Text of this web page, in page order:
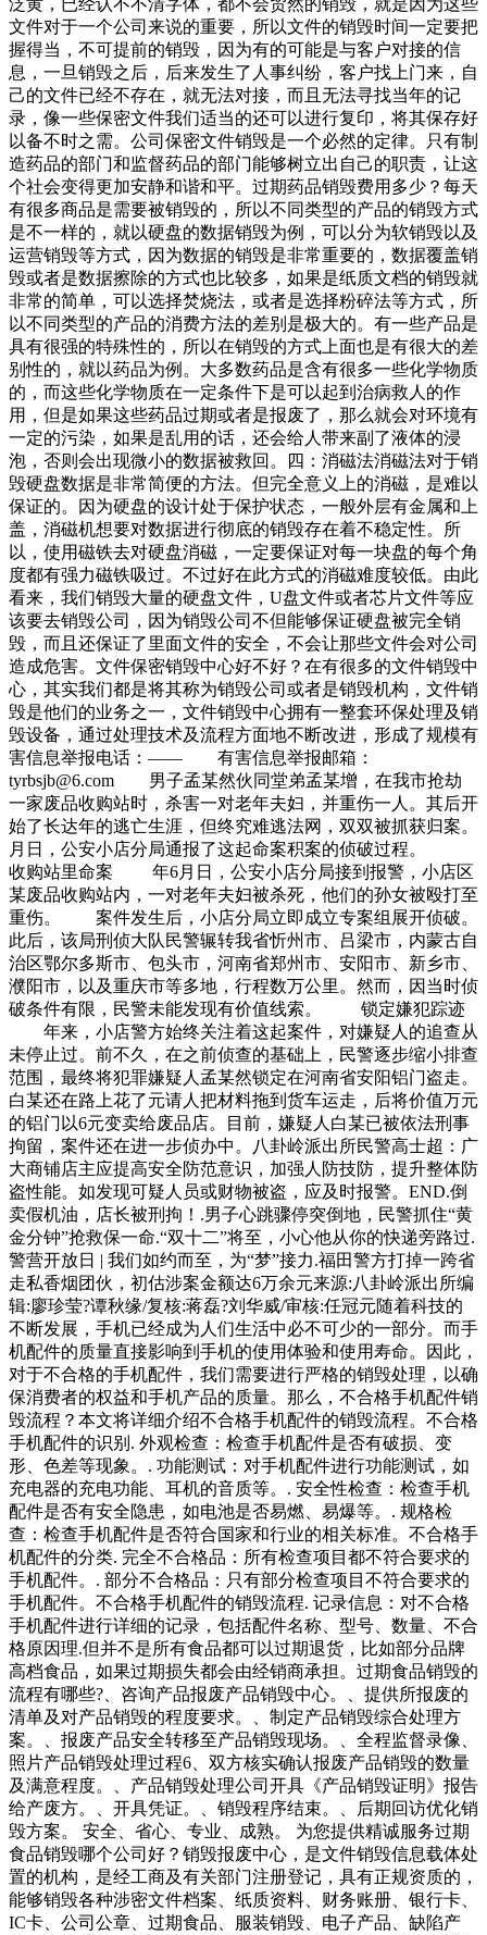
泛黄，已经认不不清字体，都不会贸然的销毁，就是因为这些
文件对于一个公司来说的重要，所以文件的销毁时间一定要把
握得当，不可提前的销毁，因为有的可能是与客户对接的信
息，一旦销毁之后，后来发生了人事纠纷，客户找上门来，自
己的文件已经不存在，就无法对接，而且无法寻找当年的记
录，像一些保密文件我们适当的还可以进行复印，将其保存好
以备不时之需。公司保密文件销毁是一个必然的定律。只有制
造药品的部门和监督药品的部门能够树立出自己的职责，让这
个社会变得更加安静和谐和平。过期药品销毁费用多少？每天
有很多商品是需要被销毁的，所以不同类型的产品的销毁方式
是不一样的，就以硬盘的数据销毁为例，可以分为软销毁以及
运营销毁等方式，因为数据的销毁是非常重要的，数据覆盖销
毁或者是数据擦除的方式也比较多，如果是纸质文档的销毁就
非常的简单，可以选择焚烧法，或者是选择粉碎法等方式，所
以不同类型的产品的消费方法的差别是极大的。有一些产品是
具有很强的特殊性的，所以在销毁的方式上面也是有很大的差
别性的，就以药品为例。大多数药品是含有很多一些化学物质
的，而这些化学物质在一定条件下是可以起到治病救人的作
用，但是如果这些药品过期或者是报废了，那么就会对环境有
一定的污染，如果是乱用的话，还会给人带来副了液体的浸
泡，否则会出现微小的数据被救回。四：消磁法消磁法对于销
毁硬盘数据是非常简便的方法。但完全意义上的消磁，是难以
保证的。因为硬盘的设计处于保护状态，一般外层有金属和上
盖，消磁机想要对数据进行彻底的销毁存在着不稳定性。所
以，使用磁铁去对硬盘消磁，一定要保证对每一块盘的每个角
度都有强力磁铁吸过。不过好在此方式的消磁难度较低。由此
看来，我们销毁大量的硬盘文件，U盘文件或者芯片文件等应
该要去销毁公司，因为销毁公司不但能够保证硬盘被完全销
毁，而且还保证了里面文件的安全，不会让那些文件会对公司
造成危害。文件保密销毁中心好不好？在有很多的文件销毁中
心，其实我们都是将其称为销毁公司或者是销毁机构，文件销
毁是他们的业务之一，文件销毁中心拥有一整套环保处理及销
毁设备，通过处理技术及流程方面地不断改进，形成了规模有
害信息举报电话：—— 有害信息举报邮箱：
tyrbsjb@6.com 男子孟某然伙同堂弟孟某增，在我市抢劫
一家废品收购站时，杀害一对老年夫妇，并重伤一人。其后开
始了长达年的逃亡生涯，但终究难逃法网，双双被抓获归案。
月日，公安小店分局通报了这起命案积案的侦破过程。
收购站里命案 年6月日，公安小店分局接到报警，小店区
某废品收购站内，一对老年夫妇被杀死，他们的孙女被殴打至
重伤。 案件发生后，小店分局立即成立专案组展开侦破。
此后，该局刑侦大队民警辗转我省忻州市、吕梁市，内蒙古自
治区鄂尔多斯市、包头市，河南省郑州市、安阳市、新乡市、
濮阳市，以及重庆市等多地，行程数万公里。然而，因当时侦
破条件有限，民警未能发现有价值线索。 锁定嫌犯踪迹
年来，小店警方始终关注着这起案件，对嫌疑人的追查从
未停止过。前不久，在之前侦查的基础上，民警逐步缩小排查
范围，最终将犯罪嫌疑人孟某然锁定在河南省安阳铝门盗走。
白某还在路上花了元请人把材料拖到货车运走，后将价值万元
的铝门以6元变卖给废品店。目前，嫌疑人白某已被依法刑事
拘留，案件还在进一步侦办中。八卦岭派出所民警高士超：广
大商铺店主应提高安全防范意识，加强人防技防，提升整体防
盗性能。如发现可疑人员或财物被盗，应及时报警。END.倒
卖假机油，店长被刑拘！.男子心跳骤停突倒地，民警抓住“黄
金分钟”抢救保一命.“双十二”将至，小心他从你的快递旁路过.
警营开放日 | 我们如约而至，为“梦”接力.福田警方打掉一跨省
走私香烟团伙，初估涉案金额达6万余元来源:八卦岭派出所编
辑:廖珍莹?谭秋缘/复核:蒋磊?刘华威/审核:任冠元随着科技的
不断发展，手机已经成为人们生活中必不可少的一部分。而手
机配件的质量直接影响到手机的使用体验和使用寿命。因此，
对于不合格的手机配件，我们需要进行严格的销毁处理，以确
保消费者的权益和手机产品的质量。那么，不合格手机配件销
毁流程？本文将详细介绍不合格手机配件的销毁流程。不合格
手机配件的识别. 外观检查：检查手机配件是否有破损、变
形、色差等现象。. 功能测试：对手机配件进行功能测试，如
充电器的充电功能、耳机的音质等。. 安全性检查：检查手机
配件是否有安全隐患，如电池是否易燃、易爆等。. 规格检
查：检查手机配件是否符合国家和行业的相关标准。不合格手
机配件的分类. 完全不合格品：所有检查项目都不符合要求的
手机配件。. 部分不合格品：只有部分检查项目不符合要求的
手机配件。不合格手机配件的销毁流程. 记录信息：对不合格
手机配件进行详细的记录，包括配件名称、型号、数量、不合
格原因理.但并不是所有食品都可以过期退货，比如部分品牌
高档食品，如果过期损失都会由经销商承担。过期食品销毁的
流程有哪些?、咨询产品报废产品销毁中心。、提供所报废的
清单及对产品销毁的程度要求。、制定产品销毁综合处理方
案。、报废产品安全转移至产品销毁现场。、全程监督录像、
照片产品销毁处理过程6、双方核实确认报废产品销毁的数量
及满意程度。、产品销毁处理公司开具《产品销毁证明》报告
给产废方。、开具凭证。、销毁程序结束。、后期回访优化销
毁方案。 安全、省心、专业、成熟。 为您提供精诚服务过期
食品销毁哪个公司好？销毁报废中心，是文件销毁信息载体处
置的机构，是经工商及有关部门注册登记，具有正规资质的，
能够销毁各种涉密文件档案、纸质资料、财务账册、银行卡、
IC卡、公司公章、过期食品、服装销毁、电子产品、缺陷产